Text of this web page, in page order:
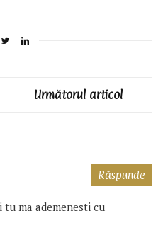
Următorul articol
tu ma ademenesti cu
Răspunde